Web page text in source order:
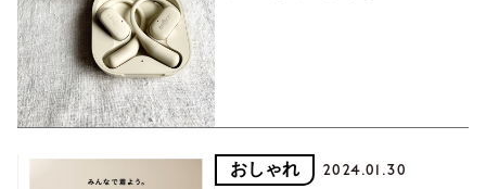
おしゃれ 2024.01.30